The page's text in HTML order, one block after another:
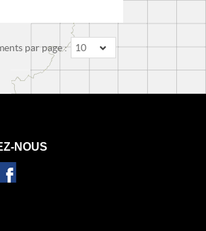
par page : 10
NOUS